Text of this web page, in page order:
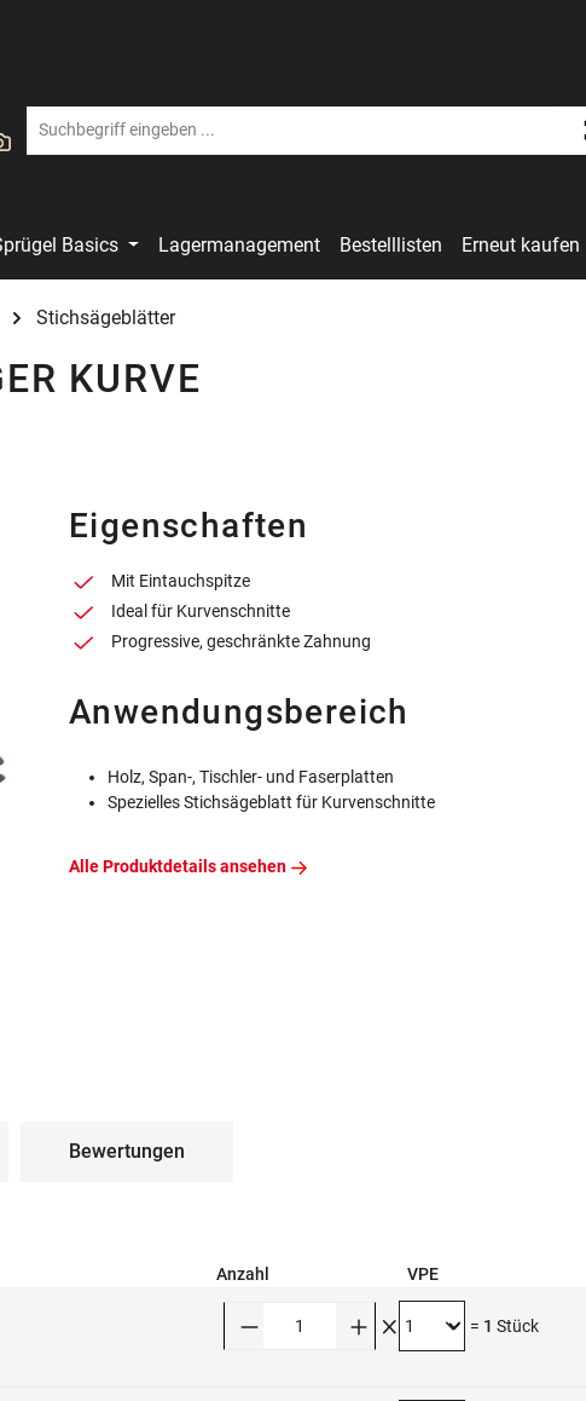
Basics Lagermanagement Bestelllisten Erneut kaufen
Stichsägeblätter
KURVE
Eigenschaften
Mit Eintauchspitze
Ideal für Kurvenschnitte
Progressive, geschränkte Zahnung
Anwendungsbereich
Holz, Span-, Tischler- und Faserplatten
Spezielles Stichsägeblatt für Kurvenschnitte
Alle Produktdetails ansehen
Bewertungen
Anzahl
VPE
= 1 Stück